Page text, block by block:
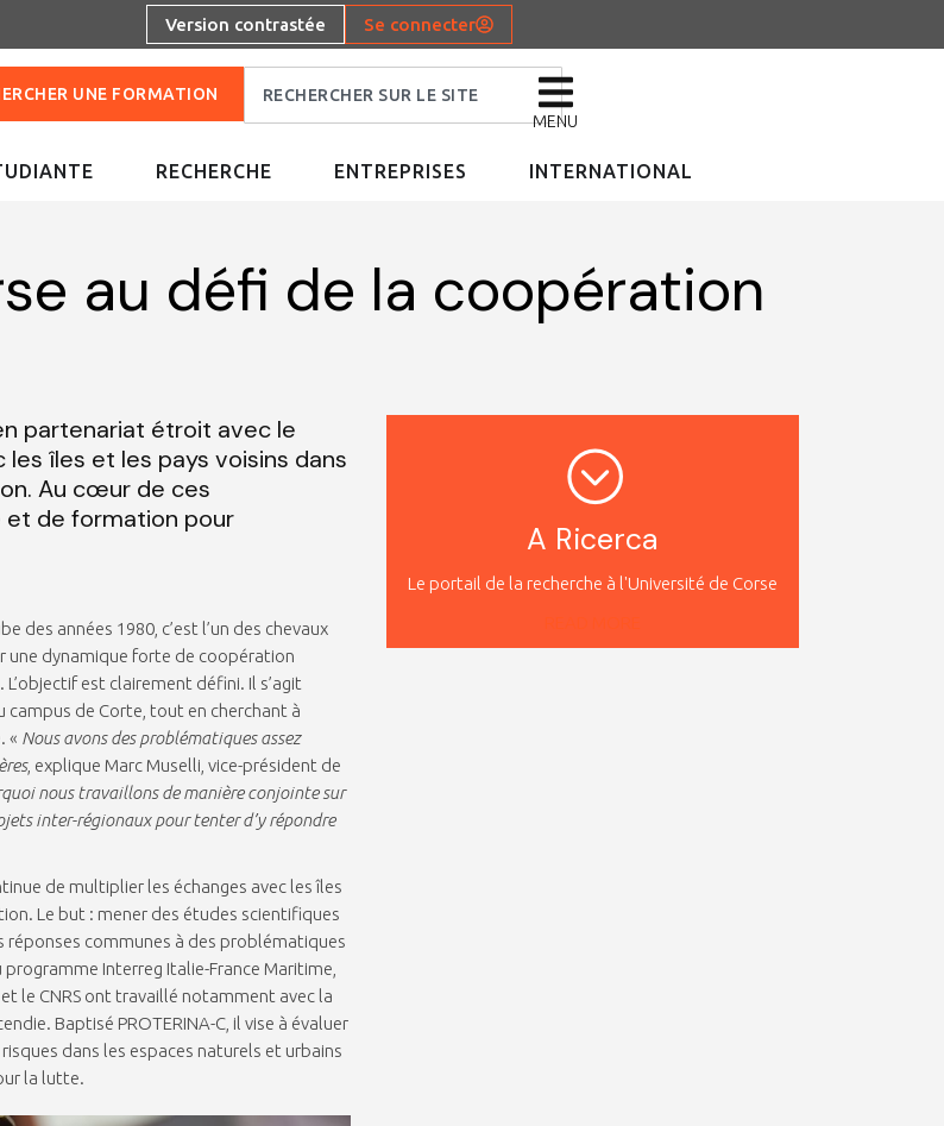
Version contrastée Se connecter
UNE FORMATION
MENU
RECHERCHE ENTREPRISES INTERNATIONAL
au défi de la coopération
partenariat étroit avec le
îles et les pays voisins dans
Au cœur de ces
et de formation pour
des années 1980, c’est l’un des chevaux
une dynamique forte de coopération
est clairement défini. Il s’agit
campus de Corte, tout en cherchant à
« Nous avons des problématiques assez
, explique Marc Muselli, vice-président de
nous travaillons de manière conjointe sur
inter-régionaux pour tenter d’y répondre
de multiplier les échanges avec les îles
Le but : mener des études scientifiques
réponses communes à des problématiques
Interreg Italie-France Maritime,
le CNRS ont travaillé notamment avec la
Baptisé PROTERINA-C, il vise à évaluer
dans les espaces naturels et urbains
la lutte.
A Ricerca
Le portail de la recherche à l'Université de Corse